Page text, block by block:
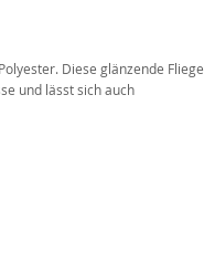
Diese glänzende Fliege
und lässt sich auch